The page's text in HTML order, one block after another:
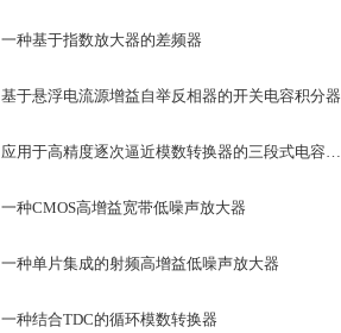
一种基于指数放大器的差频器
基于悬浮电流源增益自举反相器的开关电容积分器
应用于高精度逐次逼近模数转换器的三段式电容阵列结构
一种CMOS高增益宽带低噪声放大器
一种单片集成的射频高增益低噪声放大器
一种结合TDC的循环模数转换器